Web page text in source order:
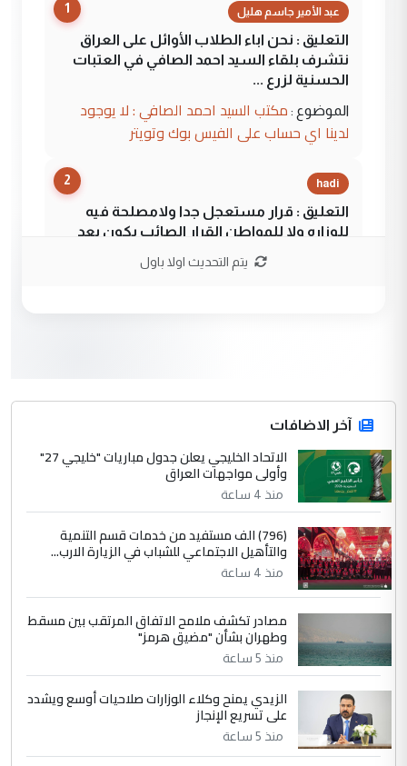
1 عبد الأمير جاسم هليل
التعليق : نحن اباء الطلاب الأوائل على العراق
نتشرف بلقاء السيد احمد الصافي في العتبات
الحسنية لزرع ...
الموضوع : مكتب السيد احمد الصافي : لا يوجود
لدينا اي حساب على الفيس بوك وتويتر
2 hadi
التعليق : قرار مستعجل جدا ولامصلحة فيه
للوزاره ولا للمواطن القرار الصائب يكون بعد
جنسية الرافد الثالث للعراق ومن اصول عريقة
ابا فرات ...
الموضوع :
الجواهري يرد على صدام حسين سل
مضجعيك يابن الزنا (نص كامل)
سردار
التعليق : واحد من عصابة علي ماما يسقط
جنسية الرافد الثالث للعراق ومن اصول عريقة
ابا فرات ...
الجواهري يرد على صدام حسين سل
مضجعيك يابن الزنا (نص كامل)
5 حيدر عاشور
التعليق : تحياتي لك استاذ حامدتركان. كلام
دقيق ومسؤول؛ فالاستثمار الحقيقي للإنسان
يتم التحديث اولا باول
آخر الاضافات
الاتحاد الخليجي يعلن جدول مباريات "خليجي 27"
وأولى مواجهات العراق
منذ 4 ساعة
(796) الف مستفيد من خدمات قسم التنمية
والتأهيل الاجتماعي للشباب في الزيارة الارب...
منذ 4 ساعة
مصادر تكشف ملامح الاتفاق المرتقب بين مسقط
وطهران بشأن "مضيق هرمز"
منذ 5 ساعة
الزيدي يمنح وكلاء الوزارات صلاحيات أوسع ويشدد
على تسريع الإنجاز
منذ 5 ساعة